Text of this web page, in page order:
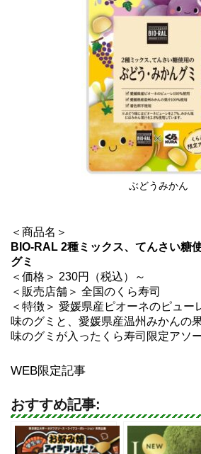
ぶどうみかん
＜商品名＞
BIO-RAL 2種ミックス、てんさい糖
グミ
＜価格＞ 230円（税込）～
＜販売店舗＞ 全国のくら寿司
＜特徴＞ 愛媛県産ピオーネのピュー
味のグミと、愛媛県産温州みかんの
味のグミが入ったくら寿司限定アソ
WEB限定記事
おすすめ記事: